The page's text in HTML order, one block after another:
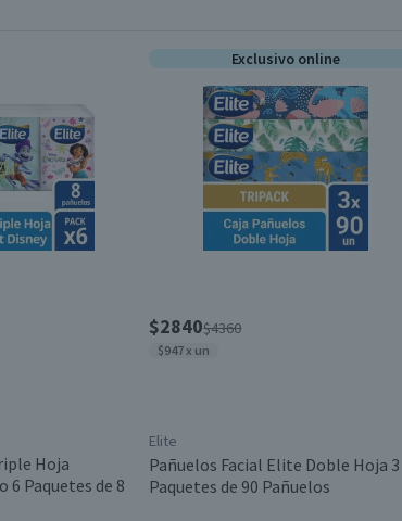
Hoja
6 Paquetes de 8
Exclusivo online
$2840$4360
$947 x un
Elite
Pañuelos Facial Elite Doble Hoja 3
Paquetes de 90 Pañuelos